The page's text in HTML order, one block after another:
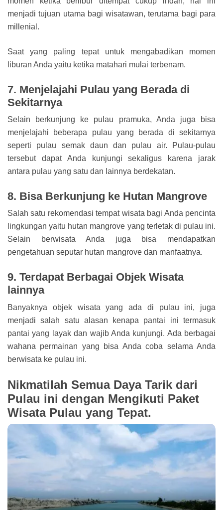
menjadi tujuan utama bagi wisatawan, terutama bagi para
millenial.
Saat yang paling tepat untuk mengabadikan momen
liburan Anda yaitu ketika matahari mulai terbenam.
7. Menjelajahi Pulau yang Berada di
Sekitarnya
Selain berkunjung ke pulau pramuka, Anda juga bisa
menjelajahi beberapa pulau yang berada di sekitarnya
seperti pulau semak daun dan pulau air. Pulau-pulau
tersebut dapat Anda kunjungi sekaligus karena jarak
antara pulau yang satu dan lainnya berdekatan.
8. Bisa Berkunjung ke Hutan Mangrove
Salah satu rekomendasi tempat wisata bagi Anda pencinta
lingkungan yaitu hutan mangrove yang terletak di pulau ini.
Selain berwisata Anda juga bisa mendapatkan
pengetahuan seputar hutan mangrove dan manfaatnya.
9. Terdapat Berbagai Objek Wisata
lainnya
Banyaknya objek wisata yang ada di pulau ini, juga
menjadi salah satu alasan kenapa pantai ini termasuk
pantai yang layak dan wajib Anda kunjungi. Ada berbagai
wahana permainan yang bisa Anda coba selama Anda
berwisata ke pulau ini.
Nikmatilah Semua Daya Tarik dari
Pulau ini dengan Mengikuti Paket
Wisata Pulau yang Tepat.